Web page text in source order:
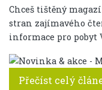
Chceš tištěný
stran zajímavého
informace pro pobyt
Přečíst celý